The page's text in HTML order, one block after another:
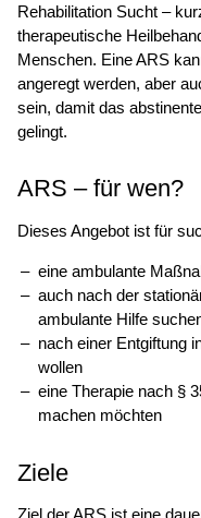
Rehabilitation Sucht –
therapeutische
Menschen. Eine ARS
angeregt werden, aber
sein, damit das
gelingt.
ARS – für wen?
Dieses Angebot ist für
eine ambulante
auch nach der
ambulante Hilfe
nach einer Entgiftung
wollen
eine Therapie nach §
machen möchten
Ziele
Ziel der ARS ist eine